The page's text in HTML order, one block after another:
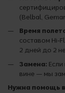
(Belbal,
Время
составом Hi-
2 дней до 2
Замена:
вине — мы
Нужна помощь